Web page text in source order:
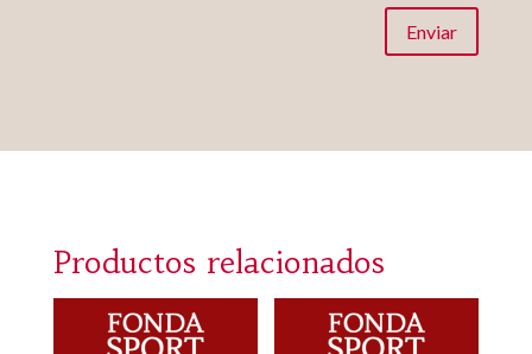
Enviar
Productos relacionados